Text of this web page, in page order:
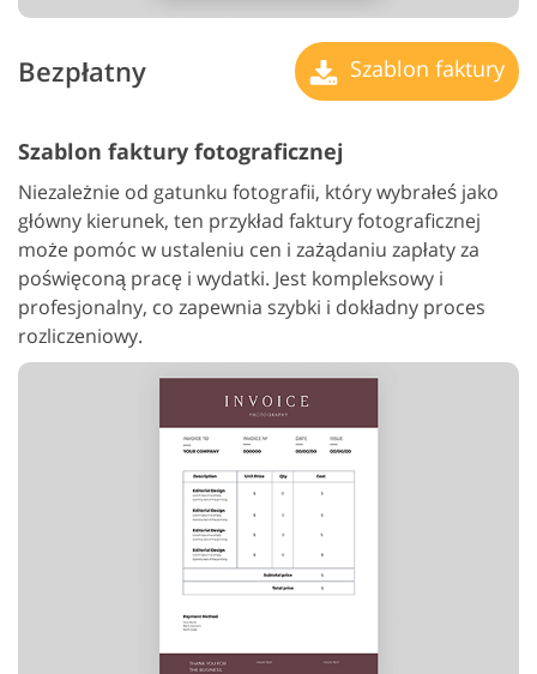
Bezpłatny Szablon faktury
Szablon faktury fotograficznej
Niezależnie od gatunku fotografii, który wybrałeś jako
główny kierunek, ten przykład faktury fotograficznej
może pomóc w ustaleniu cen i zażądaniu zapłaty za
poświęconą pracę i wydatki. Jest kompleksowy i
profesjonalny, co zapewnia szybki i dokładny proces
rozliczeniowy.